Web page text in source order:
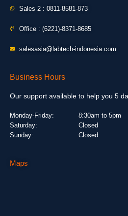
Sales 2 : 0811-8581-873
Office : (6221)-8371-8685
salesasia@labtech-indonesia.com
Business Hours
Our support available to help you 5
Monday-Friday:
Saturday:
Sunday:
8:30am to 5pm
Closed
Closed
Maps